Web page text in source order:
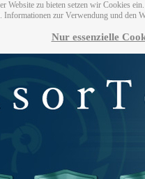
Website zu bieten setzen wir Cookies
Informationen zur Verwendung und den
Nur essenzielle